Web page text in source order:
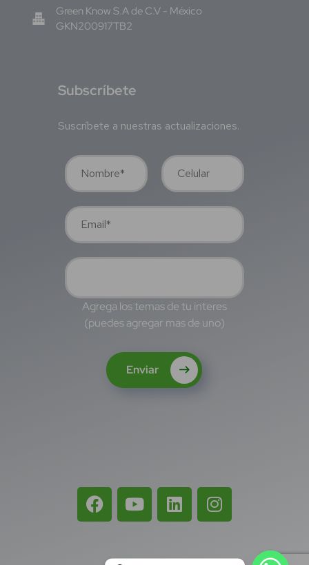
Green Know S.A de C.V - México
GKN200917TB2
Subscríbete
Suscríbete a nuestras actualizaciones.
Agrega los temas de tu interes
(puedes agregar mas de uno)
Enviar